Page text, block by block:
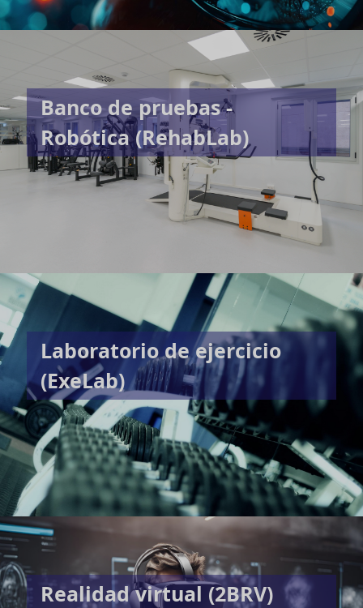
Banco de pruebas -
Robótica (RehabLab)
Laboratorio de ejercicio
(ExeLab)
Realidad virtual (2BRV)